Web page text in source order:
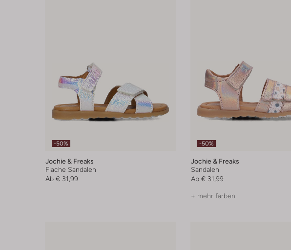
-50%
Jochie & Freaks
Flache Sandalen
Ab € 31,99
-50%
Jochie & Freaks
Sandalen
Ab € 31,99
+ mehr farben